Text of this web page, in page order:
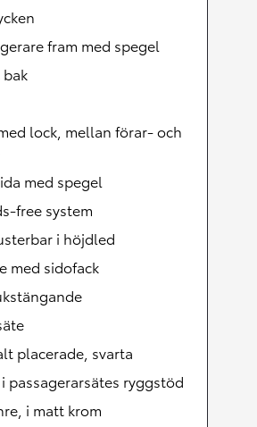
fram med spegel
lock, mellan förar- och
med spegel
free system
i höjdled
med sidofack
placerade, svarta
passagerarsätes ryggstöd
i matt krom